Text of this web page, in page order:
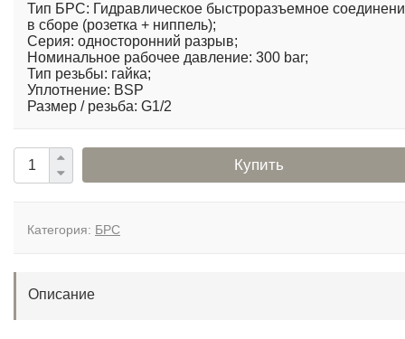
Тип БРС: Гидравлическое быстроразъемное
в сборе (розетка + ниппель);
Серия: односторонний разрыв;
Номинальное рабочее давление: 300 bar;
Тип резьбы: гайка;
Уплотнение: BSP
Размер / резьба: G1/2
Купить
Категория: БРС
Описание